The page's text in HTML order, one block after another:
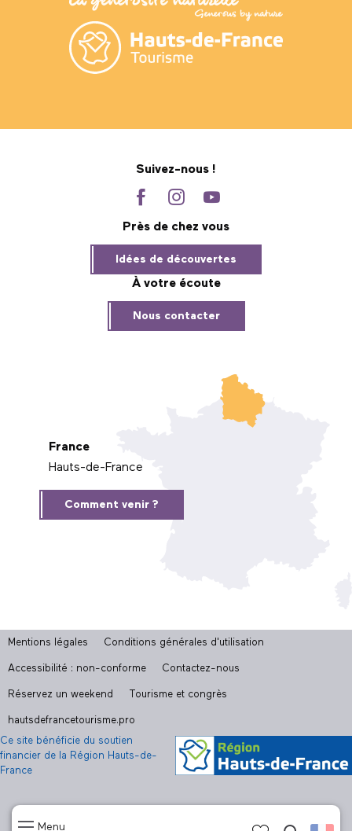
Menu
Suivez-nous !
Près de chez vous
Idées de découvertes
À votre écoute
Nous contacter
France
Hauts-de-France
Comment venir ?
Mentions légales Conditions générales d'utilisation
Accessibilité : non-conforme Contactez-nous
Réservez un weekend Tourisme et congrès
hautsdefrancetourisme.pro
Ce site bénéficie du soutien
financier de la Région Hauts-de-
France